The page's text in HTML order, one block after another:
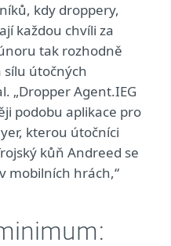
kdy droppery,
každou chvíli za
tak rozhodně
sílu útočných
„Dropper Agent.IEG
podobu aplikace pro
kterou útočníci
kůň Andreed se
mobilních hrách,“